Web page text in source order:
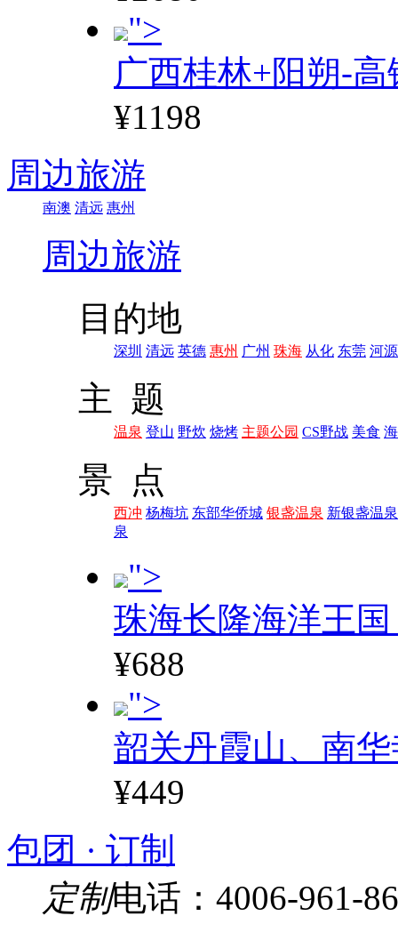
">
广西桂林+阳朔-高
¥1198
周边旅游
南澳 清远 惠州
周边旅游
目的地
深圳 清远 英德 惠州 广州 珠海 从化 东莞 河源
主 题
温泉 登山 野炊 烧烤 主题公园 CS野战 美食
景 点
西冲 杨梅坑 东部华侨城 银盏温泉 新银盏温泉
泉
">
珠海长隆海洋王
¥688
">
韶关丹霞山、南
¥449
包团 · 订制
定制电话：4006-961-